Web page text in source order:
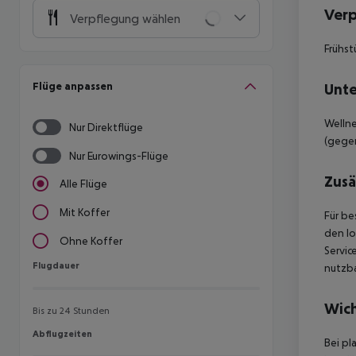
Verpflegung wählen
Flüge anpassen
Nur Direktflüge
Nur Eurowings-Flüge
Alle Flüge
Mit Koffer
Ohne Koffer
Flugdauer
Flugdauer
Bis zu 24 Stunden
Abflugzeiten
Abflugzeiten
Für
den
Bei